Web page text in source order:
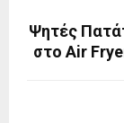
Ψητές
στο Air